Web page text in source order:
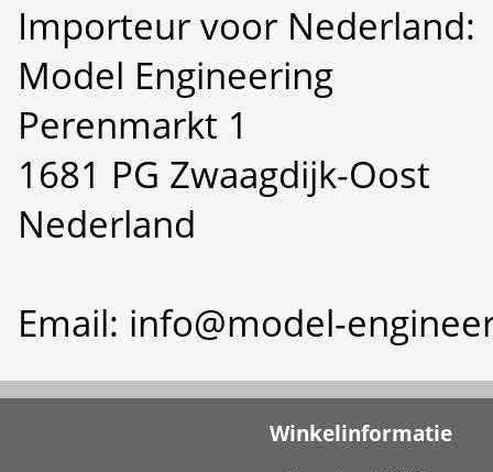
Importeur voor Nederland:
Model Engineering
Perenmarkt 1
1681 PG Zwaagdijk-Oost
Nederland
Email: info@model-
Winkelinformatie